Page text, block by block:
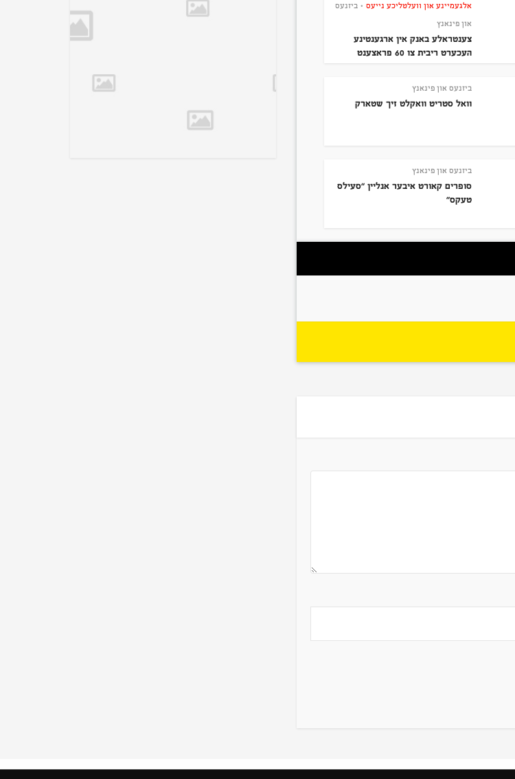
אלגעמיינע און וועלטליכע נייעס • ביזנעס
און פינאנץ
צענטראלע באנק אין ארגענטינע
העכערט ריבית צו 60 פראצענט
ביזנעס און פינאנץ
וואל סטריט וואקלט זיך שטארק
ביזנעס און פינאנץ
סופרים קאורט איבער אנליין “סעילס
טעקס”